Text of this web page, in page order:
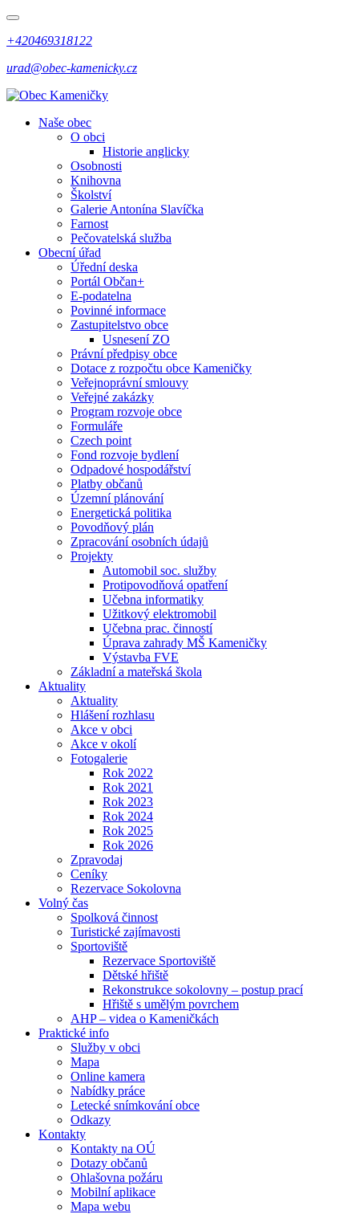
+420469318122
urad@obec-kamenicky.cz
Naše obec
O obci
Historie anglicky
Osobnosti
Knihovna
Školství
Galerie Antonína Slavíčka
Farnost
Pečovatelská služba
Obecní úřad
Úřední deska
Portál Občan+
E-podatelna
Povinné informace
Zastupitelstvo obce
Usnesení ZO
Právní předpisy obce
Dotace z rozpočtu obce Kameničky
Veřejnoprávní smlouvy
Veřejné zakázky
Program rozvoje obce
Formuláře
Czech point
Fond rozvoje bydlení
Odpadové hospodářství
Platby občanů
Územní plánování
Energetická politika
Povodňový plán
Zpracování osobních údajů
Projekty
Automobil soc. služby
Protipovodňová opatření
Učebna informatiky
Užitkový elektromobil
Učebna prac. činností
Úprava zahrady MŠ Kameničky
Výstavba FVE
Základní a mateřská škola
Aktuality
Aktuality
Hlášení rozhlasu
Akce v obci
Akce v okolí
Fotogalerie
Rok 2022
Rok 2021
Rok 2023
Rok 2024
Rok 2025
Rok 2026
Zpravodaj
Ceníky
Rezervace Sokolovna
Volný čas
Spolková činnost
Turistické zajímavosti
Sportoviště
Rezervace Sportoviště
Dětské hřiště
Rekonstrukce sokolovny – postup prací
Hřiště s umělým povrchem
AHP – videa o Kameničkách
Praktické info
Služby v obci
Mapa
Online kamera
Nabídky práce
Letecké snímkování obce
Odkazy
Kontakty
Kontakty na OÚ
Dotazy občanů
Ohlašovna požáru
Mobilní aplikace
Mapa webu